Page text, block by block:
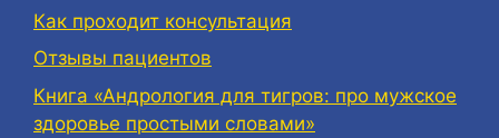
Как проходит консультация
Отзывы пациентов
Книга «Андрология для тигров: про мужское
здоровье простыми словами»